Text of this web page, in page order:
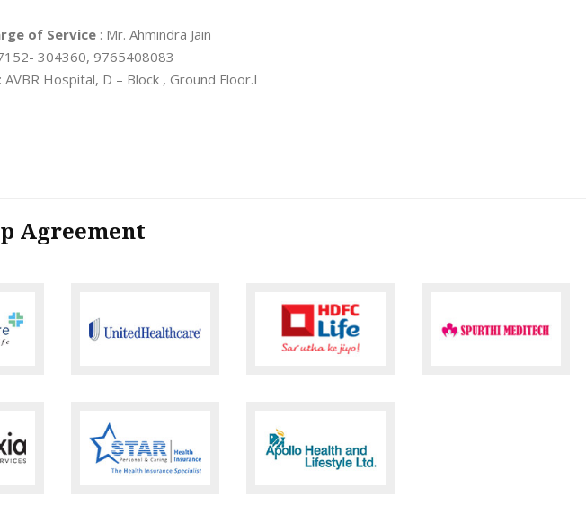
of Service : Mr. Ahmindra Jain
304360, 9765408083
: AVBR Hospital, D – Block , Ground Floor.I
Agreement